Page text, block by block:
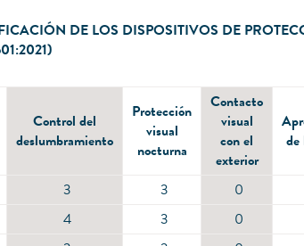
DE LOS DISPOSITIVOS DE
Control del
deslumbramiento
Protección
visual
nocturna
Contacto
visual
con el
exterior
de
3
3 0
4
3 0